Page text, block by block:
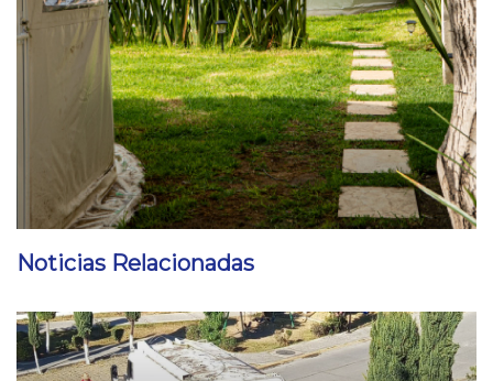
Noticias Relacionadas